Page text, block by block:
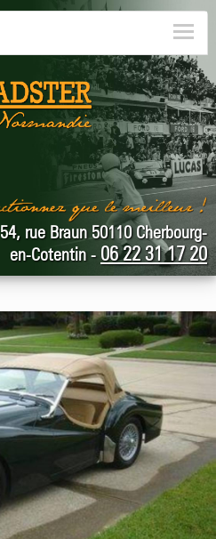
54, rue Braun 50110 Cherbourg-
en-Cotentin - 06 22 31 17 20